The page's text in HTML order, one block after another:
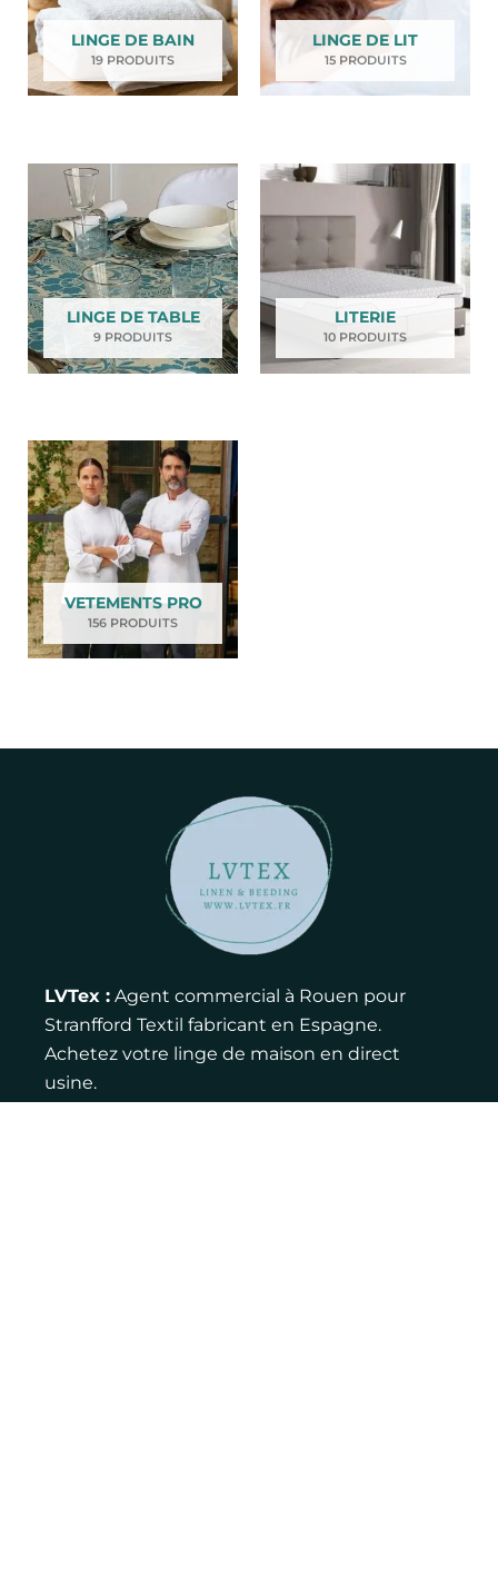
LINGE DE BAIN
19 PRODUITS
LINGE DE LIT
15 PRODUITS
LINGE DE TABLE
9 PRODUITS
LITERIE
10 PRODUITS
VETEMENTS PRO
156 PRODUITS
LVTex : Agent commercial à Rouen pour
Stranfford Textil fabricant en Espagne.
Achetez votre linge de maison en direct
usine.